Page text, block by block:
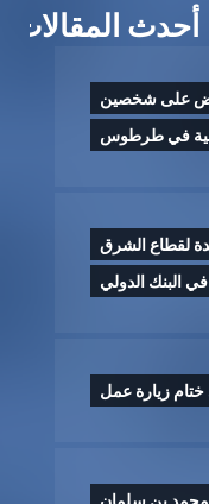
أحدث المقالات
على شخصين
لقطاع الشرق
البنك الدولي
ختام زيارة عمل